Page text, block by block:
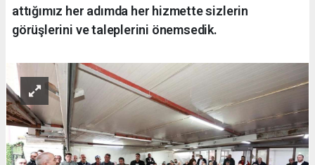
attığımız her adımda her hizmette sizlerin
görüşlerini ve taleplerini önemsedik.